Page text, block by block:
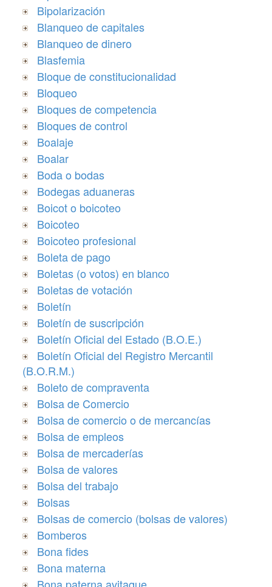
Bipolarización
Blanqueo de capitales
Blanqueo de dinero
Blasfemia
Bloque de constitucionalidad
Bloqueo
Bloques de competencia
Bloques de control
Boalaje
Boalar
Boda o bodas
Bodegas aduaneras
Boicot o boicoteo
Boicoteo
Boicoteo profesional
Boleta de pago
Boletas (o votos) en blanco
Boletas de votación
Boletín
Boletín de suscripción
Boletín Oficial del Estado (B.O.E.)
Boletín Oficial del Registro Mercantil
(B.O.R.M.)
Boleto de compraventa
Bolsa de Comercio
Bolsa de comercio o de mercancías
Bolsa de empleos
Bolsa de mercaderías
Bolsa de valores
Bolsa del trabajo
Bolsas
Bolsas de comercio (bolsas de valores)
Bomberos
Bona fides
Bona materna
Bona paterna avitaque